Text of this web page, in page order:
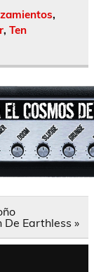
,
, Ten
De Earthless »